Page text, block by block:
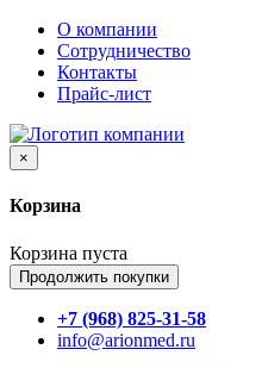
О компании
Сотрудничество
Контакты
Прайс-лист
×
Корзина
Корзина пуста
Продолжить покупки
+7 (968) 825-31-58
info@arionmed.ru